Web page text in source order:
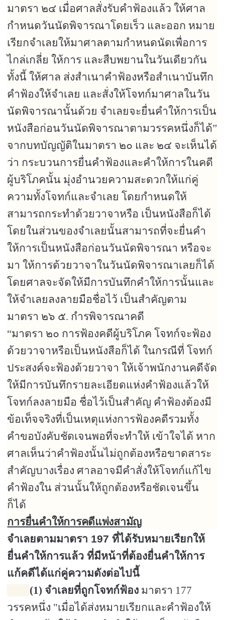
มาตรา ๒๔ เมื่อศาลสั่งรับคำฟ้องแล้ว ให้ศาล
กำหนดวันนัดพิจารณาโดยเร็ว และออก หมาย
เรียกจำเลยให้มาศาลตามกำหนดนัดเพื่อการ
ไกล่เกลี่ย ให้การ และสืบพยานในวันเดียวกัน
ทั้งนี้ ให้ศาล ส่งสำเนาคำฟ้องหรือสำเนาบันทึก
คำฟ้องให้จำเลย และสั่งให้โจทก์มาศาลในวัน
นัดพิจารณานั้นด้วย จำเลยจะยื่นคำให้การเป็น
หนังสือก่อนวันนัดพิจารณาตามวรรคหนึ่งก็ได้”
จากบทบัญญัติในมาตรา ๒๐ และ ๒๔ จะเห็นได้
ว่า กระบวนการยื่นคำฟ้องและคำให้การในคดี
ผู้บริโภคนั้น มุ่งอำนวยความสะดวกให้แก่คู่
ความทั้งโจทก์และจำเลย โดยกำหนดให้
สามารถกระทำด้วยวาจาหรือ เป็นหนังสือก็ได้
โดยในส่วนของจำเลยนั้นสามารถที่จะยื่นคำ
ให้การเป็นหนังสือก่อนวันนัดพิจารณา หรือจะ
มา ให้การด้วยวาจาในวันนัดพิจารณาเลยก็ได้
โดยศาลจะจัดให้มีการบันทึกคำให้การนั้นและ
ให้จำเลยลงลายมือชื่อไว้ เป็นสำคัญตาม
มาตรา ๒๖ ๕. กำรพิจารณาคดี
“มาตรา ๒๐ การฟ้องคดีผู้บริโภค โจทก์จะฟ้อง
ด้วยวาจาหรือเป็นหนังสือก็ได้ ในกรณีที่ โจทก์
ประสงค์จะฟ้องด้วยวาจา ให้เจ้าพนักงานคดีจัด
ให้มีการบันทึกรายละเอียดแห่งคำฟ้องแล้วให้
โจทก์ลงลายมือ ชื่อไว้เป็นสำคัญ คำฟ้องต้องมี
ข้อเท็จจริงที่เป็นเหตุแห่งการฟ้องคดีรวมทั้ง
คำขอบังคับชัดเจนพอที่จะทำให้ เข้าใจได้ หาก
ศาลเห็นว่าคำฟ้องนั้นไม่ถูกต้องหรือขาดสาระ
สำคัญบางเรื่อง ศาลอาจมีคำสั่งให้โจทก์แก้ไข
คำฟ้องใน ส่วนนั้นให้ถูกต้องหรือชัดเจนขึ้น
ก็ได้
การยื่นคำให้การคดีแพ่งสามัญ
จำเลยตามมาตรา 197ที่ได้รับหมายเรียกให้
ยื่นคำให้การแล้ว ที่มีหน้าที่ต้องยื่นคำให้การ
แก้คดีได้แก่คู่ความดังต่อไปนี้
(1) จำเลยที่ถูกโจทก์ฟ้อง มาตรา 177
วรรคหนึ่ง "เมื่อได้ส่งหมายเรียกและคำฟ้องให้